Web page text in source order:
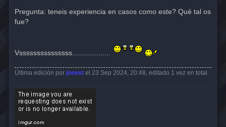
Pregunta: teneis experiencia en casos como este? Qué tal os
fue?
Vsssssssssssssss...................
Última edición por josest el 23 Sep 2024, 20:48, editado 1 vez en total.